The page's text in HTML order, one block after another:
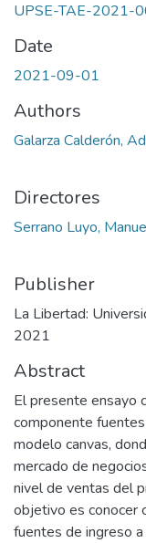
UPSE-TAE-2021-
Date
2021-09-01
Authors
Galarza Calderón,
Directores
Serrano Luyo,
Publisher
La Libertad:
2021
Abstract
El presente ensayo
componente
modelo canvas,
mercado de
nivel de ventas del
objetivo es conocer
fuentes de ingreso